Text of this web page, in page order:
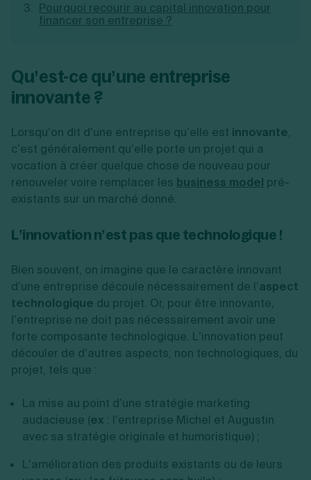
Pourquoi recourir au capital innovation pour
financer son entreprise ?
Qu’est-ce qu’une entreprise
innovante ?
Lorsqu’on dit d’une entreprise qu’elle est innovante,
c’est généralement qu’elle porte un projet qui a
vocation à créer quelque chose de nouveau pour
renouveler voire remplacer les business model pré-
existants sur un marché donné.
L’innovation n’est pas que technologique !
Bien souvent, on imagine que le caractère innovant
d’une entreprise découle nécessairement de l’aspect
technologique du projet. Or, pour être innovante,
l’entreprise ne doit pas nécessairement avoir une
forte composante technologique. L’innovation peut
découler de d’autres aspects, non technologiques, du
projet, tels que :
La mise au point d’une stratégie marketing
audacieuse (ex : l’entreprise Michel et Augustin
avec sa stratégie originale et humoristique) ;
L’amélioration des produits existants ou de leurs